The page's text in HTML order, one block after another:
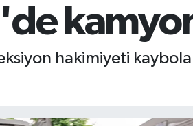
hakimiyeti